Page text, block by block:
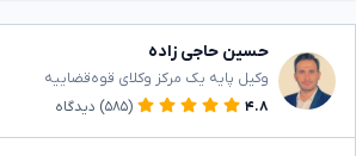
حسین حاجی زاده
وکیل پایه یک مرکز وکلای قوه‌قضاییه
۴.۸
(۵۸۵) دیدگاه